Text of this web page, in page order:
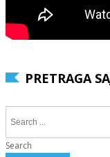
PRETRAGA
Search